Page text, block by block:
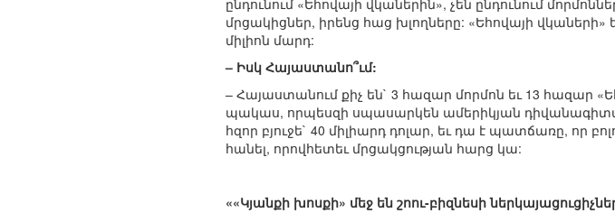
ընդունում «Եհովայի վկաներին», չեն ընդունում
մրցակիցներ, իրենց հաց խլողները: «Եհովայի
միլիոն մարդ:
– Իսկ Հայաստանո՞ւմ:
– Հայաստանում քիչ են` 3 հազար մորմոն եւ 13 հազար
պակաս, որպեսզի սպասարկեն ամերիկյան
հզոր բյուջե` 40 միլիարդ դոլար, եւ դա է պատճառը, որ
հանել, որովհետեւ մրցակցության հարց կա:
««Կյանքի խոսքի» մեջ են շոու-բիզնեսի